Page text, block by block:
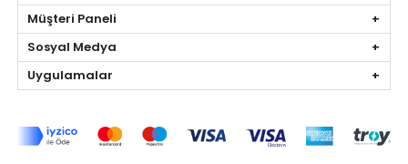
Müşteri Paneli
Sosyal Medya
Uygulamalar